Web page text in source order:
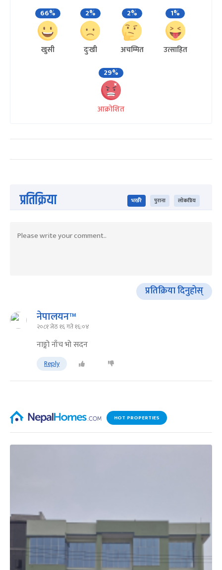
66%
खुसी
2%
दुःखी
2%
अचम्मित
1%
उत्साहित
29%
आक्रोशित
प्रतिक्रिया भर्खरै पुराना लोकप्रिय
प्रतिक्रिया दिनुहोस्
नेपालयन™
२०८१ जेठ १६ गते १६:०४
नाङ्गो नाँच भो सदन
Reply
HOT PROPERTIES